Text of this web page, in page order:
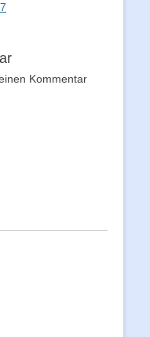
Kommentar